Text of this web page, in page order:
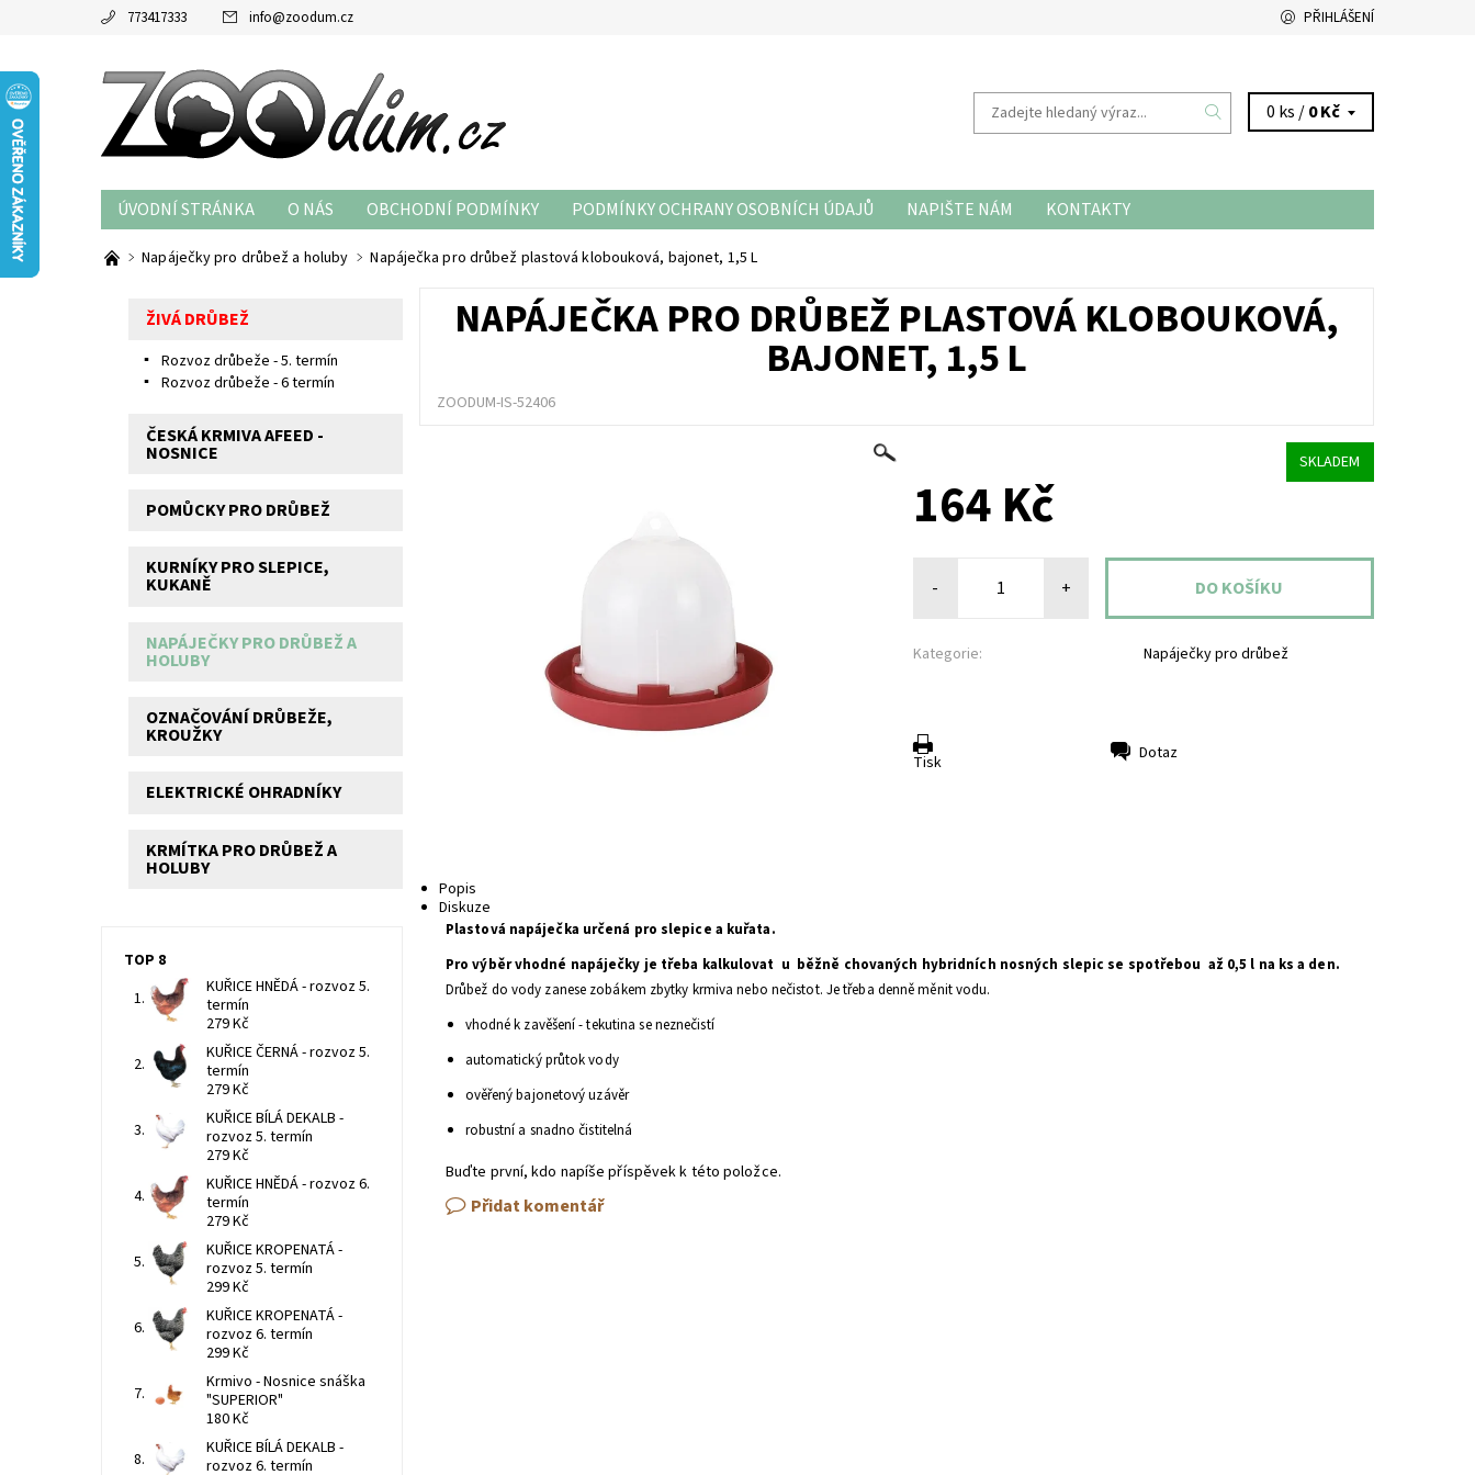
773417333 info@zoodum.cz PŘIHLÁŠENÍ
0 ks /0 Kč
ÚVODNÍ STRÁNKA O NÁS OBCHODNÍ PODMÍNKY PODMÍNKY OCHRANY OSOBNÍCH ÚDAJŮ NAPIŠTE NÁM KONTAKTY
Napáječky pro drůbež a holuby Napáječka pro drůbež plastová klobouková, bajonet, 1,5 L
NAPÁJEČKA PRO DRŮBEŽ PLASTOVÁ KLOBOUKOVÁ,
BAJONET, 1,5 L
ZOODUM-IS-52406
SKLADEM
164 Kč
- +
Kategorie: Napáječky pro drůbež
Tisk Dotaz
Popis
Diskuze
Plastová napáječka určená pro slepice a kuřata.
Pro výběr vhodné napáječky je třeba kalkulovat u běžně chovaných hybridních nosných slepic se spotřebou až 0,5 l na ks a den.
Drůbež do vody zanese zobákem zbytky krmiva nebo nečistot. Je třeba denně měnit vodu.
vhodné k zavěšení - tekutina se neznečistí
automatický průtok vody
ověřený bajonetový uzávěr
robustní a snadno čistitelná
Buďte první, kdo napíše příspěvek k této položce.
Přidat komentář
ŽIVÁ DRŮBEŽ
Rozvoz drůbeže - 5. termín
Rozvoz drůbeže - 6 termín
ČESKÁ KRMIVA AFEED -
NOSNICE
POMŮCKY PRO DRŮBEŽ
KURNÍKY PRO SLEPICE,
KUKANĚ
NAPÁJEČKY PRO DRŮBEŽ A
HOLUBY
OZNAČOVÁNÍ DRŮBEŽE,
KROUŽKY
ELEKTRICKÉ OHRADNÍKY
KRMÍTKA PRO DRŮBEŽ A
HOLUBY
TOP 8
KUŘICE HNĚDÁ - rozvoz 5.
termín
279 Kč
KUŘICE ČERNÁ - rozvoz 5.
termín
279 Kč
KUŘICE BÍLÁ DEKALB -
rozvoz 5. termín
279 Kč
KUŘICE HNĚDÁ - rozvoz 6.
termín
279 Kč
KUŘICE KROPENATÁ -
rozvoz 5. termín
299 Kč
KUŘICE KROPENATÁ -
rozvoz 6. termín
299 Kč
Krmivo - Nosnice snáška
"SUPERIOR"
180 Kč
KUŘICE BÍLÁ DEKALB -
rozvoz 6. termín